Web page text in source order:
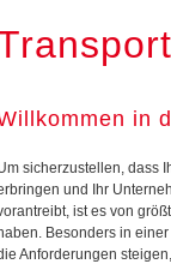
in
sicherzustellen, dass
und Ihr
ist es von
Besonders in
Anforderungen